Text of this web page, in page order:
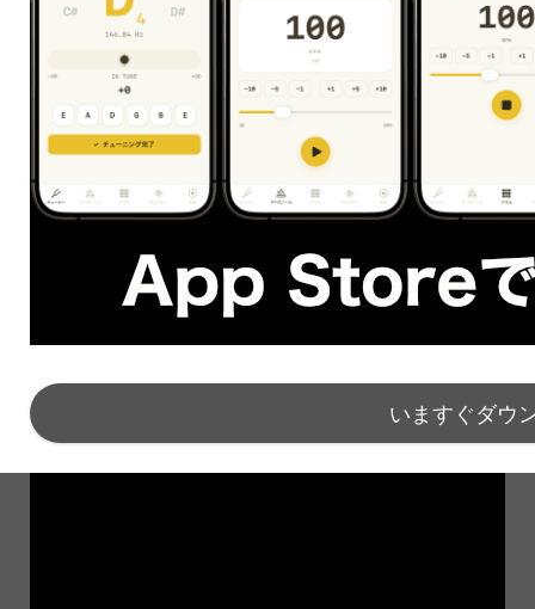
この奏法はそれまでのスライドギターの常識を覆し、
スライドギターの可能性をさらに広げたとも言えま
す。
ザ・スライド」を堪能できます。
いますぐダウ